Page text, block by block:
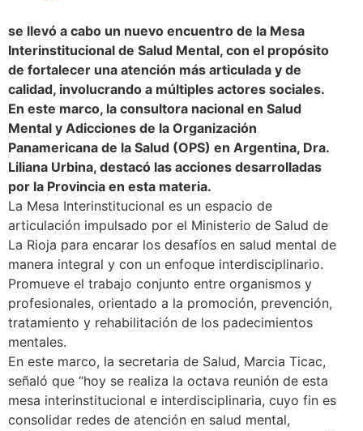
se llevó a cabo un nuevo encuentro de la Mesa
Interinstitucional de Salud Mental, con el propósito
de fortalecer una atención más articulada y de
calidad, involucrando a múltiples actores sociales.
En este marco, la consultora nacional en Salud
Mental y Adicciones de la Organización
Panamericana de la Salud (OPS) en Argentina, Dra.
Liliana Urbina, destacó las acciones desarrolladas
por la Provincia en esta materia.
La Mesa Interinstitucional es un espacio de
articulación impulsado por el Ministerio de Salud de
La Rioja para encarar los desafíos en salud mental de
manera integral y con un enfoque interdisciplinario.
Promueve el trabajo conjunto entre organismos y
profesionales, orientado a la promoción, prevención,
tratamiento y rehabilitación de los padecimientos
mentales.
En este marco, la secretaria de Salud, Marcia Ticac,
señaló que “hoy se realiza la octava reunión de esta
mesa interinstitucional e interdisciplinaria, cuyo fin es
consolidar redes de atención en salud mental,